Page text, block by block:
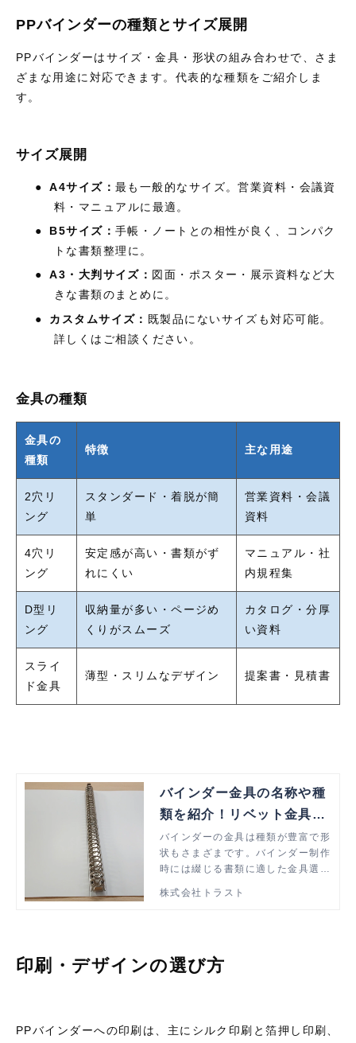
PPバインダーの種類とサイズ展開
PPバインダーはサイズ・金具・形状の組み合わせで、さま
ざまな用途に対応できます。代表的な種類をご紹介しま
す。
サイズ展開
● A4サイズ： 最も一般的なサイズ。営業資料・会議資
料・マニュアルに最適。
●
B5サイズ： 手帳・ノートとの相性が良く、コンパク
トな書類整理に。
●
A3 ・大判サイズ： 図面・ポスター・展示資料など大
きな書類のまとめに。
●
カスタムサイズ： 既製品にないサイズも対応可能。
詳しくはご相談ください。
金具の種類
金具の
種類
特徴 主な用途
2穴リ
ング
スタンダード・着脱が簡
単
営業資料・会議
資料
4穴リ
ング
安定感が高い・書類がず
れにくい
マニュアル・社
内規程集
D型リ
ング
収納量が多い・ページめ
くりがスムーズ
カタログ・分厚
い資料
スライ
ド金具
薄型・スリムなデザイン 提案書・見積書
バインダー金具の名称や種
類を紹介！リベット金具に
ついても解説
バインダーの金具は種類が豊富で形
状もさまざまです。バインダー制作
時には綴じる書類に適した金具選び
ー金具の名称からリベットについて
株式会社トラスト
印刷・デザインの選び方
PPバインダーへの印刷は、主にシルク印刷と箔押し印刷、